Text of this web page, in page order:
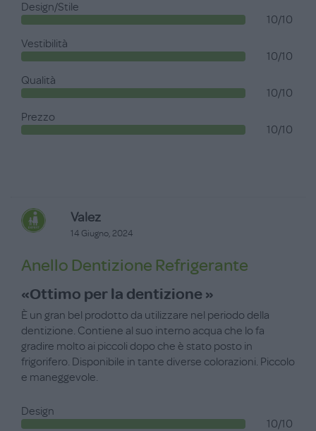
Design/Stile
10/10
Vestibilità
10/10
Qualità
10/10
Prezzo
10/10
Valez
14 Giugno, 2024
Anello Dentizione Refrigerante
«Ottimo per la dentizione »
È un gran bel prodotto da utilizzare nel periodo della
dentizione. Contiene al suo interno acqua che lo fa
gradire molto ai piccoli dopo che è stato posto in
frigorifero. Disponibile in tante diverse colorazioni. Piccolo
e maneggevole.
Design
10/10